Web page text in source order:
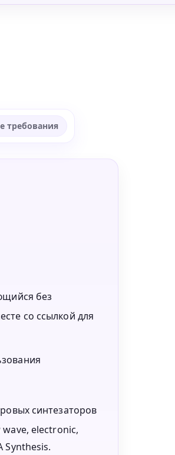
требования
без
со ссылкой для
синтезаторов
wave, electronic,
Synthesis.